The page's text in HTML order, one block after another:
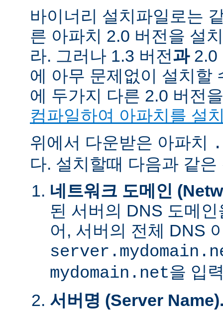
바이너리 설치파일로는
른 아파치 2.0 버전을 설
라. 그러나 1.3 버전과2.0
에 아무 문제없이 설치할
에 두가지 다른 2.0 버전
컴파일하여 아파치를 설
위에서 다운받은 아파치
다. 설치할때 다음과 같
네트워크 도메인
된 서버의 DNS 도메
어, 서버의 전체 DNS
mydomain.net을 입
서버명 (Server